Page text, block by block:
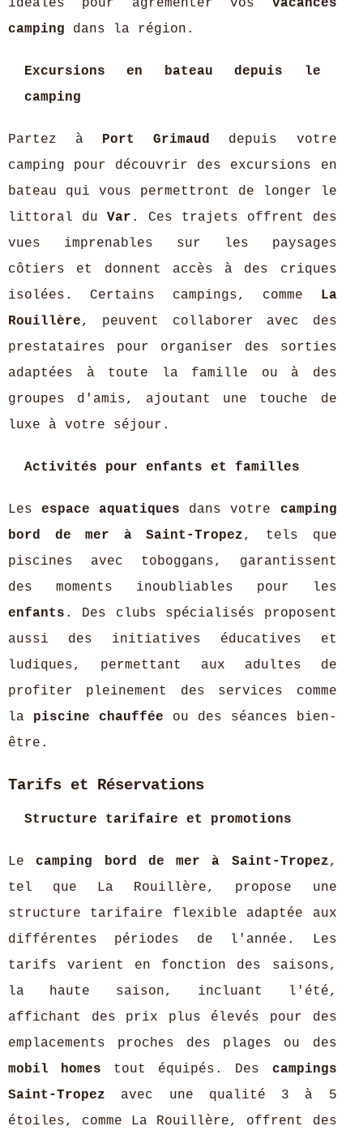
idéales pour agrémenter vos vacances
camping dans la région.
Excursions en bateau depuis le
camping
Partez à Port Grimaud depuis votre
camping pour découvrir des excursions en
bateau qui vous permettront de longer le
littoral du Var . Ces trajets offrent des
vues imprenables sur les paysages
côtiers et donnent accès à des criques
isolées. Certains campings, comme La
Rouillère, peuvent collaborer avec des
prestataires pour organiser des sorties
adaptées à toute la famille ou à des
groupes d'amis, ajoutant une touche de
luxe à votre séjour.
Activités pour enfants et familles
Lesespace aquatiques dans votre camping
bord de mer à Saint-Tropez, tels que
piscines avec toboggans, garantissent
des moments inoubliables pour les
enfants . Des clubs spécialisés proposent
aussi des initiatives éducatives et
ludiques, permettant aux adultes de
profiter pleinement des services comme
la piscine chauffée ou des séances bien-
être.
Tarifs et Réservations
Structure tarifaire et promotions
Lecamping bord de mer à Saint-Tropez,
tel que La Rouillère, propose une
structure tarifaire flexible adaptée aux
différentes périodes de l'année. Les
tarifs varient en fonction des saisons,
la haute saison, incluant l'été,
affichant des prix plus élevés pour des
emplacements proches des plages ou des
mobil homes tout équipés. Des campings
Saint-Tropez avec une qualité 3 à 5
étoiles, comme La Rouillère, offrent des